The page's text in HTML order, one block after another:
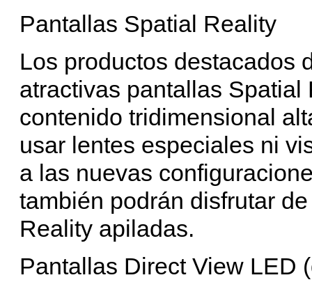
Pantallas Spatial Reality
Los productos destacados
atractivas pantallas
contenido tridimensional
usar lentes especiales ni
a las nuevas
también podrán disfrutar
Reality apiladas.
Pantallas Direct View LED